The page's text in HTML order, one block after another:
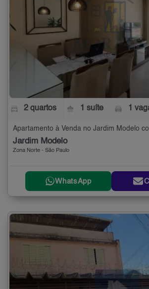
2 quartos 1 suíte 1
Apartamento à Venda no Jardim Modelo
Jardim Modelo
Zona Norte - São Paulo
WhatsApp